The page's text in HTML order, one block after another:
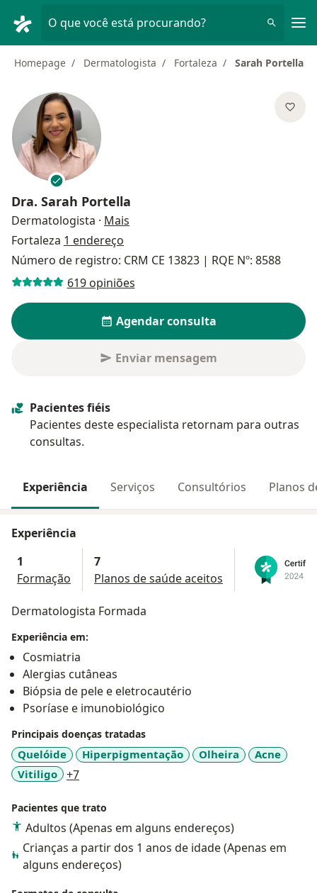
O que você está procurando?
Homepage Dermatologista Fortaleza Sarah Portella
Dra. Sarah Portella
Dermatologista · Mais
Fortaleza 1 endereço
Número de registro: CRM CE 13823 | RQE Nº: 8588
619 opiniões
Agendar consulta
Enviar mensagem
Pacientes fiéis
Pacientes deste especialista retornam para outras
consultas.
Experiência Serviços Consultórios Planos
Experiência
1
Formação
7
Planos de saúde aceitos
Dermatologista Formada
Experiência em:
Cosmiatria
Alergias cutâneas
Biópsia de pele e eletrocautério
Psoríase e imunobiológico
Principais doenças tratadas
Quelóide Hiperpigmentação Olheira
Acne
Vitiligo
+7a11y_sr_more_diseases
Pacientes que trato
Adultos (Apenas em alguns endereços)
Crianças a partir dos 1 anos de idade (Apenas em
alguns endereços)